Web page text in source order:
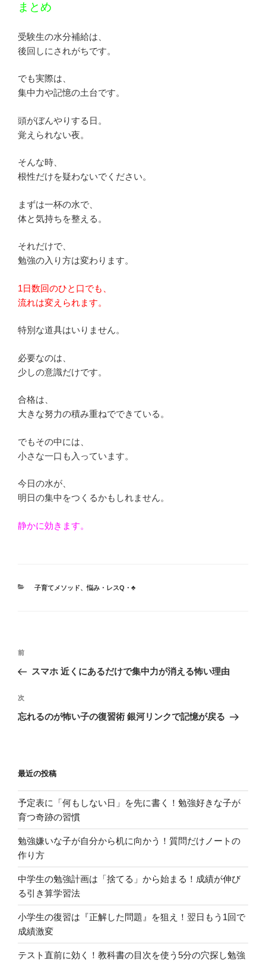
まとめ
受験生の水分補給は、
後回しにされがちです。
でも実際は、
集中力や記憶の土台です。
頭がぼんやりする日。
覚えられない夜。
そんな時、
根性だけを疑わないでください。
まずは一杯の水で、
体と気持ちを整える。
それだけで、
勉強の入り方は変わります。
1日数回のひと口でも、
流れは変えられます。
特別な道具はいりません。
必要なのは、
少しの意識だけです。
合格は、
大きな努力の積み重ねでできている。
でもその中には、
小さな一口も入っています。
今日の水が、
明日の集中をつくるかもしれません。
静かに効きます。
カ
子育てメソッド、悩み・レスQ・♣
投
ナ
ビ
ゲ
ン
前
の
稿
前
スマホ 近くにあるだけで集中力が消える怖い理由
次
の
次
忘れるのが怖い子の復習術 銀河リンクで記憶が戻る
最近の投稿
予定表に「何もしない日」を先に書く！勉強好きな子が
育つ奇跡の習慣
勉強嫌いな子が自分から机に向かう！質問だけノートの
作り方
中学生の勉強計画は「捨てる」から始まる！成績が伸び
る引き算学習法
小学生の復習は『正解した問題』を狙え！翌日もう1回で
成績激変
テスト直前に効く！教科書の目次を使う5分の穴探し勉強